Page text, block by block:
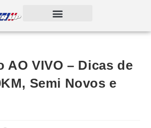
AO VIVO – Dicas de
Semi Novos e